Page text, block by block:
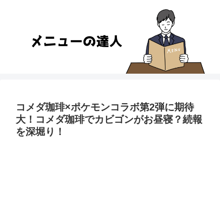
コメダ珈琲×ポケモンコラボ第2弾に期待
大！コメダ珈琲でカビゴンがお昼寝？続報
を深堀り！